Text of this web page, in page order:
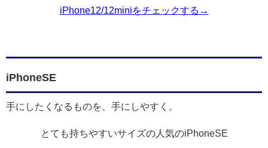
iPhone12/12miniをチェックする→
iPhoneSE
手にしたくなるものを、手にしやすく。
とても持ちやすいサイズの人気のiPhoneSE